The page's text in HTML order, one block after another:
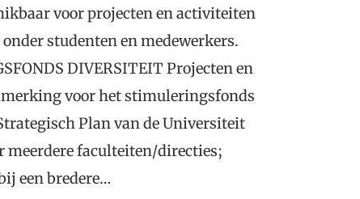
voor projecten en activiteiten
studenten en medewerkers.
DIVERSITEIT Projecten en
voor het stimuleringsfonds
Plan van de Universiteit
meerdere faculteiten/directies;
een bredere…